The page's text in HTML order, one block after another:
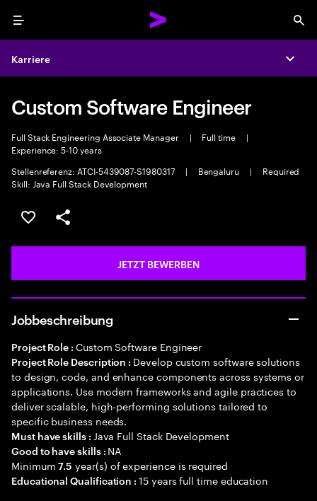
Menu
Karriere
Custom Software Engineer
Full Stack Engineering Associate Manager | Full time
|
Experience: 5-10 years
Stellenreferenz: ATCI-5439087-S1980317
| Bengaluru |
Required
Skill: Java Full Stack Development
JOB SPEICHERN
Teilen
JETZT BEWERBEN
Jobbeschreibung
Project Role : Custom Software Engineer
Project Role Description : Develop custom software solutions
to design, code, and enhance components across systems or
applications. Use modern frameworks and agile practices to
deliver scalable, high-performing solutions tailored to
specific business needs.
Must have skills : Java Full Stack Development
Good to have skills : NA
Minimum7.5 year(s) of experience is required
Educational Qualification :15 years full time education